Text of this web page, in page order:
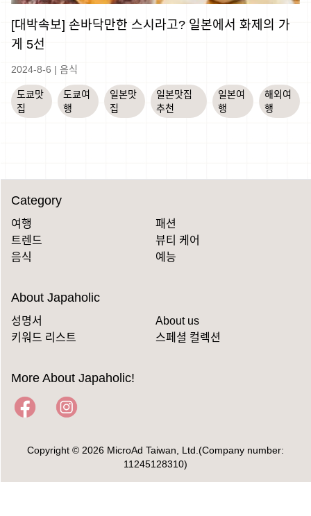
[대박속보] 손바닥만한 스시라고? 일본에서 화제의 가
게 5선
2024-8-6 | 음식
도쿄맛
집
도쿄여
행
일본맛
집
일본맛집
추천
일본여
행
해외여
행
Category
여행
패션
트렌드
뷰티 케어
음식
예능
About Japaholic
성명서
About us
키워드 리스트
스페셜 컬렉션
More About Japaholic!
Copyright © 2026 MicroAd Taiwan, Ltd.(Company number:
11245128310)